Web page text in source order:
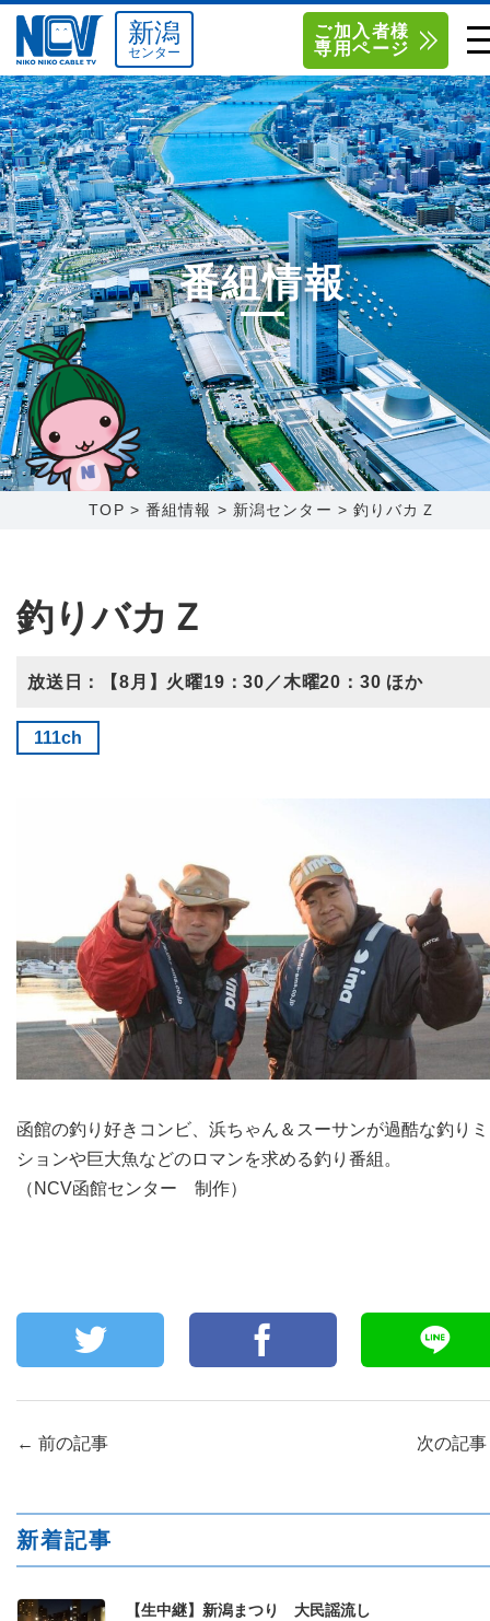
南東北センター（米沢） 0238-24-2525
南東北センター（福島） 0120-173-577
函館センター 0138-34-2525
新潟センター 025-210-1200
単品サービス
単品料金
お得なセットプラン
料金シミュレーション
サポート
Q&A
センター情報
採用情報
お問い合わせ
お申し込み
南東北センター(米沢)
〒992-0044
山形県米沢市春日四丁目2-75
0238-24-2525
営業時間 9:00～18:00
南東北センター(福島)
〒960-8252
福島県福島市御山字一本松17-1-
1
0120-173-577
営業時間 9:15～18:00
〒041-0801
北海道函館市桔梗町379-31
新潟
センター
ご加入者様
専用ページ
番組情報
TOP >番組情報 > 新潟センター >釣りバカＺ
釣りバカＺ
放送日：【8月】火曜19：30／木曜20：30 ほか
111ch
函館の釣り好きコンビ、浜ちゃん＆スーサンが過酷な釣り
ションや巨大魚などのロマンを求める釣り番組。
（NCV函館センター 制作）
← 前の記事 次の記事
新着記事
【生中継】新潟まつり 大民謡流し